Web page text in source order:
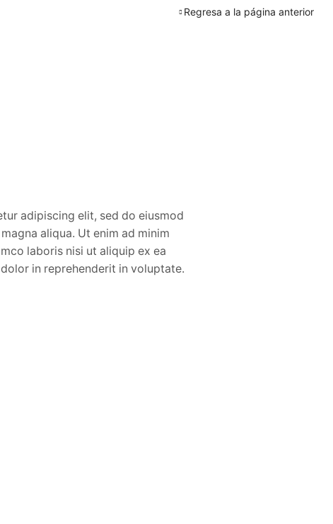
Regresa a la página anterior
adipiscing elit, sed do eiusmod
aliqua. Ut enim ad minim
laboris nisi ut aliquip ex ea
in reprehenderit in voluptate.